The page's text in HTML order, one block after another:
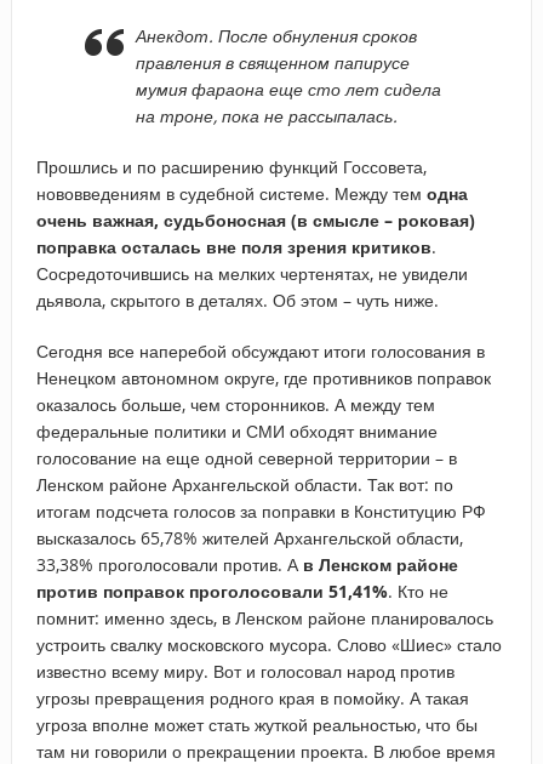
Анекдот. После обнуления сроков
правления в священном папирусе
мумия фараона еще сто лет сидела
на троне, пока не рассыпалась.
Прошлись и по расширению функций Госсовета,
нововведениям в судебной системе. Между тем одна
очень важная, судьбоносная (в смысле – роковая)
поправка осталась вне поля зрения критиков.
Сосредоточившись на мелких чертенятах, не увидели
дьявола, скрытого в деталях. Об этом – чуть ниже.
Сегодня все наперебой обсуждают итоги голосования в
Ненецком автономном округе, где противников поправок
оказалось больше, чем сторонников. А между тем
федеральные политики и СМИ обходят внимание
голосование на еще одной северной территории – в
Ленском районе Архангельской области. Так вот: по
итогам подсчета голосов за поправки в Конституцию РФ
высказалось 65,78% жителей Архангельской области,
33,38% проголосовали против. А в Ленском районе
против поправок проголосовали 51,41%. Кто не
помнит: именно здесь, в Ленском районе планировалось
устроить свалку московского мусора. Слово «Шиес» стало
известно всему миру. Вот и голосовал народ против
угрозы превращения родного края в помойку. А такая
угроза вполне может стать жуткой реальностью, что бы
там ни говорили о прекращении проекта. В любое время